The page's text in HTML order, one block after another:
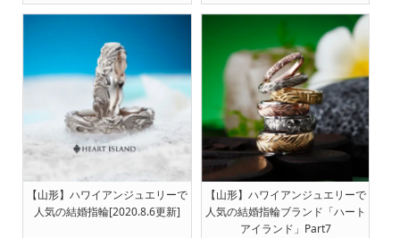
【山形】ハワイアンジュエリーで
人気の結婚指輪[2020.8.6更新]
【山形】ハワイアンジュエリーで
人気の結婚指輪ブランド「ハート
アイランド」Part7